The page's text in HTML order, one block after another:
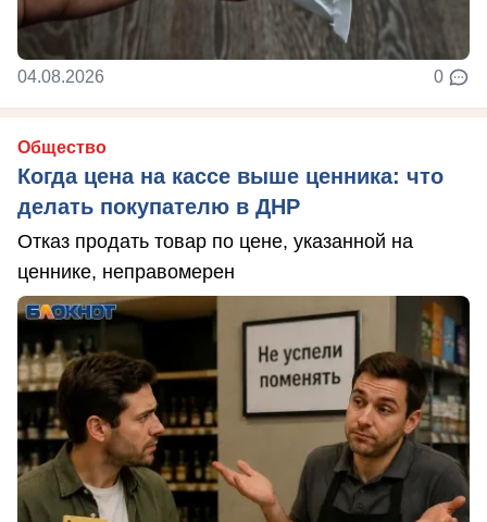
04.08.2026 0
Общество
Когда цена на кассе выше ценника: что
делать покупателю в ДНР
Отказ продать товар по цене, указанной на
ценнике, неправомерен